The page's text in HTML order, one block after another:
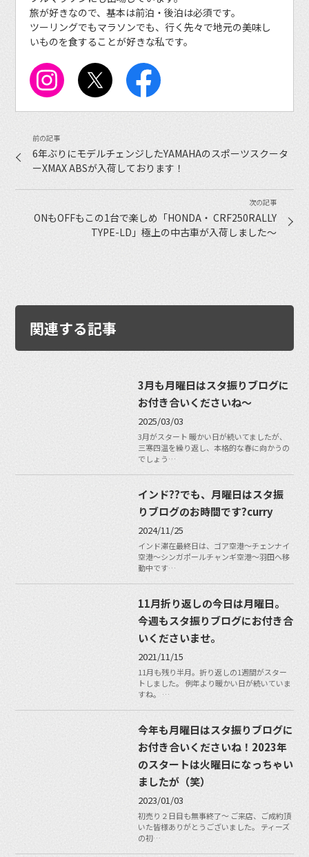
旅が好きなので、基本は前泊・後泊は必須です。
ツーリングでもマラソンでも、行く先々で地元の美味し
いものを食することが好きな私です。
6年ぶりにモデルチェンジしたYAMAHAのスポーツスクータ
ーXMAX ABSが入荷しております！
ONもOFFもこの1台で楽しめ「HONDA・ CRF250RALLY
TYPE-LD」極上の中古車が入荷しました〜
関連する記事
3月も月曜日はスタ振りブログに
お付き合いくださいね〜
2025/03/03
3月がスタート 暖かい日が続いてましたが、
三寒四温を繰り返し、本格的な春に向かうの
でしょう…
インド??でも、月曜日はスタ振
りブログのお時間です?curry
2024/11/25
インド滞在最終日は、ゴア空港〜チェンナイ
空港〜シンガポールチャンギ空港〜羽田へ移
動中です…
11月折り返しの今日は月曜日。
今週もスタ振りブログにお付き合
いくださいませ。
2021/11/15
11月も残り半月。折り返しの1週間がスター
トしました。 例年より暖かい日が続いていま
すね。 …
今年も月曜日はスタ振りブログに
お付き合いくださいね！2023年
のスタートは火曜日になっちゃい
ましたが（笑）
2023/01/03
初売り２日目も無事終了〜 ご来店、ご成約頂
いた皆様ありがとうございました。 ティーズ
の初…